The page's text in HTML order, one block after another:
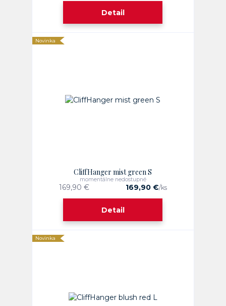
Detail
Novinka
CliffHanger mist green S
169,90 € 169,90 €/ks
momentálne nedostupné
Detail
Novinka